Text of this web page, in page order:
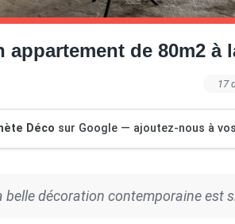
appartement de 80m2
17
Déco sur Google — ajoutez-nous à
décoration contemporaine est